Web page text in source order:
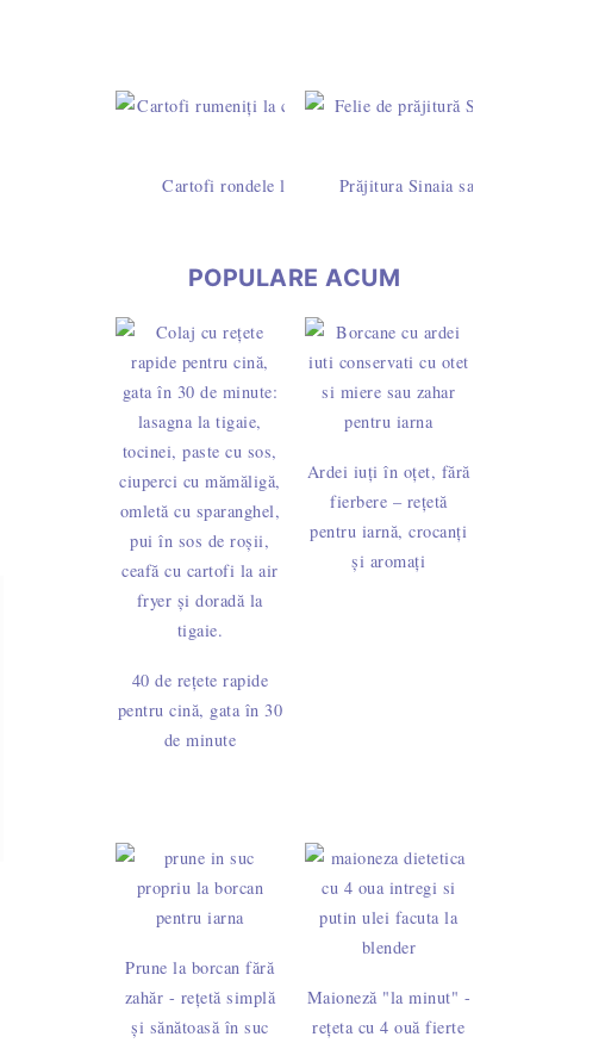
Cartofi rondele la cuptor cu pesto de busuioc și caju -
Prăjitura Sinaia sau Dunăreana cu
POPULARE ACUM
40 de rețete rapide
pentru cină, gata în 30
de minute
Ardei iuți în oțet, fără
fierbere – rețetă
pentru iarnă, crocanți
și aromați
Prune la borcan fără
zahăr - rețetă simplă
și sănătoasă în suc
Maioneză "la minut" -
rețeta cu 4 ouă fierte